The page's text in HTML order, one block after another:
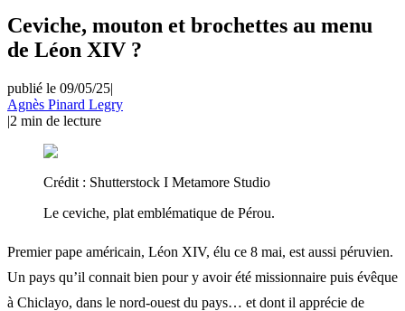
Ceviche, mouton et brochettes au menu
de Léon XIV ?
publié le 09/05/25|
Agnès Pinard Legry
|2 min de lecture
Crédit : Shutterstock I Metamore Studio
Le ceviche, plat emblématique de Pérou.
Premier pape américain, Léon XIV, élu ce 8 mai, est aussi péruvien.
Un pays qu’il connait bien pour y avoir été missionnaire puis évêque
à Chiclayo, dans le nord-ouest du pays… et dont il apprécie de